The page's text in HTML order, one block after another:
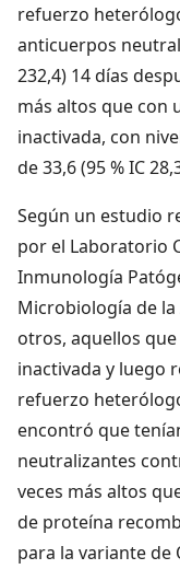
refuerzo
anticuerpos
232,4) 14 días
más altos que con
inactivada, con
de 33,6 (95 % IC
Según un estudio
por el Laboratorio
Inmunología
Microbiología de la
otros, aquellos
inactivada y luego
refuerzo
encontró que
neutralizantes
veces más altos
de proteína
para la variante de